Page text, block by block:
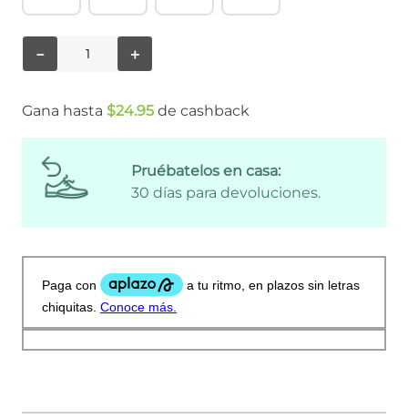
＋
－
Gana hasta $24.95 de cashback
Pruébatelos en casa:
30 días para devoluciones.